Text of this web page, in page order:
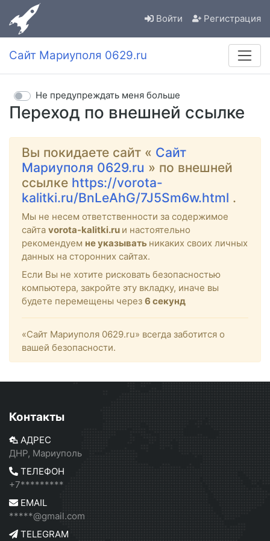
Войти Регистрация
Сайт Мариуполя 0629.ru
Переход по внешней ссылке
Не предупреждать меня больше
Вы покидаете сайт « Сайт
Мариуполя 0629.ru » по внешней
ссылке https://vorota-
kalitki.ru/BnLeAhG/7J5Sm6w.html .
Мы не несем ответственности за содержимое
сайта vorota-kalitki.ru и настоятельно
рекомендуем не указывать никаких своих личных
данных на сторонних сайтах.
Если Вы не хотите рисковать безопасностью
компьютера, закройте эту вкладку, иначе вы
будете перемещены через 6 секунд
«Сайт Мариуполя 0629.ru» всегда заботится о
вашей безопасности.
Контакты
АДРЕС
ДНР, Мариуполь
ТЕЛЕФОН
+7*********
EMAIL
*****@gmail.com
TELEGRAM